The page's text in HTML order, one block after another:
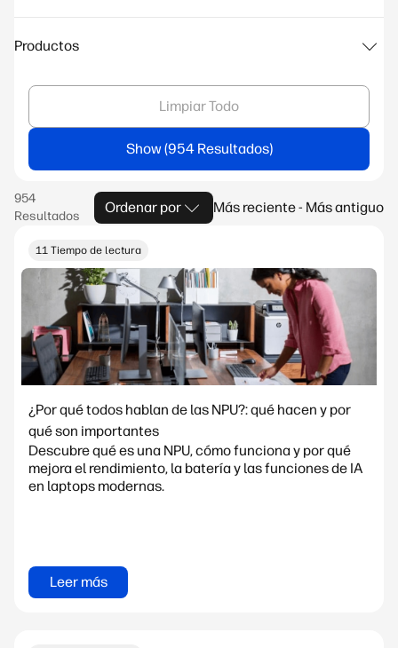
Productos
Limpiar Todo
Show
Ordenar por Más reciente - Más antiguo
11 Tiempo de lectura
¿Por qué todos hablan de las NPU?: qué hacen y por
qué son importantes
Descubre qué es una NPU, cómo funciona y por qué
mejora el rendimiento, la batería y las funciones de IA
en laptops modernas.
Leer más